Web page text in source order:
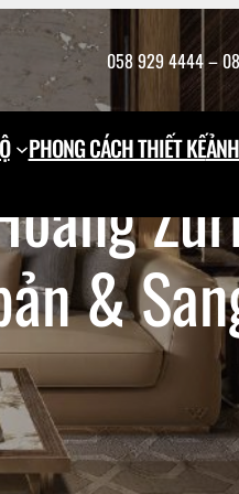
058 929 4444 –
PHONG CÁCH THIẾT KẾ
&